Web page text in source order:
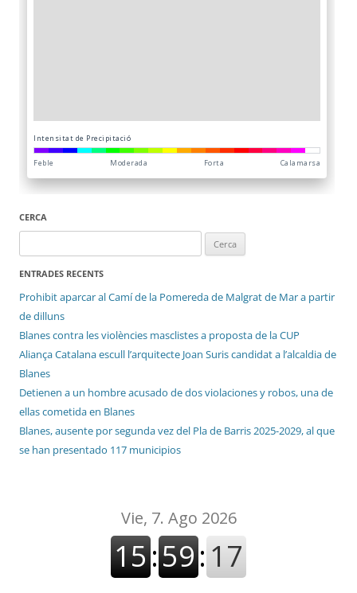
CERCA
ENTRADES RECENTS
Prohibit aparcar al Camí de la Pomereda de Malgrat de Mar a partir
de dilluns
Blanes contra les violències masclistes a proposta de la CUP
Aliança Catalana escull l’arquitecte Joan Suris candidat a l’alcaldia de
Blanes
Detienen a un hombre acusado de dos violaciones y robos, una de
ellas cometida en Blanes
Blanes, ausente por segunda vez del Pla de Barris 2025-2029, al que
se han presentado 117 municipios